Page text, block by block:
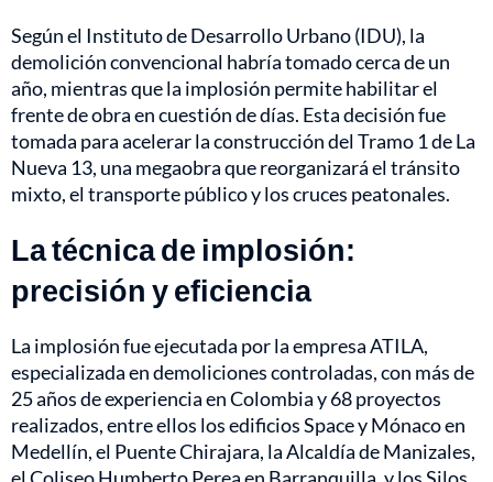
Según el Instituto de Desarrollo Urbano (IDU), la
demolición convencional habría tomado cerca de un
año, mientras que la implosión permite habilitar el
frente de obra en cuestión de días. Esta decisión fue
tomada para acelerar la construcción del Tramo 1 de La
Nueva 13, una megaobra que reorganizará el tránsito
mixto, el transporte público y los cruces peatonales.
La técnica de implosión:
precisión y eficiencia
La implosión fue ejecutada por la empresa ATILA,
especializada en demoliciones controladas, con más de
25 años de experiencia en Colombia y 68 proyectos
realizados, entre ellos los edificios Space y Mónaco en
Medellín, el Puente Chirajara, la Alcaldía de Manizales,
el Coliseo Humberto Perea en Barranquilla, y los Silos